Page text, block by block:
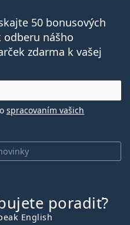
50 bonusových
odberu nášho
zdarma k vašej
spracovaním vašich
poradiť?
English